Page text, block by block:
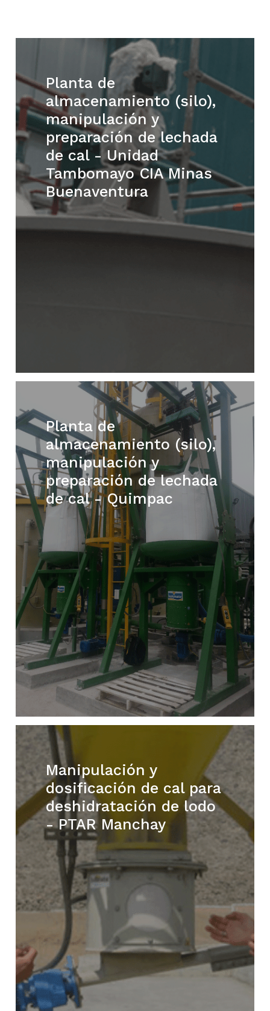
Planta de
almacenamiento (silo),
manipulación y
preparación de lechada
de cal - Unidad
Tambomayo CIA Minas
Buenaventura
Planta de
almacenamiento (silo),
manipulación y
preparación de lechada
de cal - Quimpac
Manipulación y
dosificación de cal para
deshidratación de lodo
- PTAR Manchay